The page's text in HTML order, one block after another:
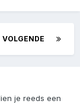
VOLGENDE
je reeds een